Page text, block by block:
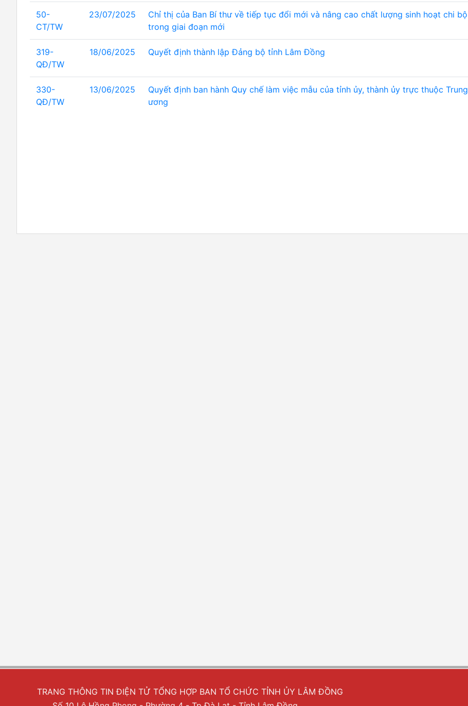
50-
CT/TW
23/07/2025
Chỉ thị của Ban Bí thư về tiếp tục đổi mới và nâng cao chất lượng sinh hoạt chi bộ
trong giai đoạn mới
319-
QĐ/TW
18/06/2025 Quyết định thành lập Đảng bộ tỉnh Lâm Đồng
330-
QĐ/TW
13/06/2025
Quyết định ban hành Quy chế làm việc mẫu của tỉnh ủy, thành ủy trực thuộc Trung
ương
TRANG THÔNG TIN ĐIỆN TỬ TỔNG HỢP BAN TỔ CHỨC TỈNH ỦY LÂM ĐỒNG